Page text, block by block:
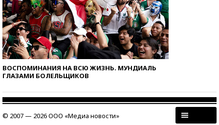
ВОСПОМИНАНИЯ НА ВСЮ ЖИЗНЬ. МУНДИАЛЬ
ГЛАЗАМИ БОЛЕЛЬЩИКОВ
© 2007 — 2026 ООО «Медиа новости»